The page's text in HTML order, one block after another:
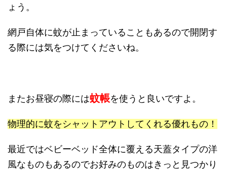
ょう。
網戸自体に蚊が止まっていることもあるので開閉す
る際には気をつけてくださいね。
またお昼寝の際には蚊帳を使うと良いですよ。
物理的に蚊をシャットアウトしてくれる優れもの！
最近ではベビーベッド全体に覆える天蓋タイプの洋
風なものもあるのでお好みのものはきっと見つかり